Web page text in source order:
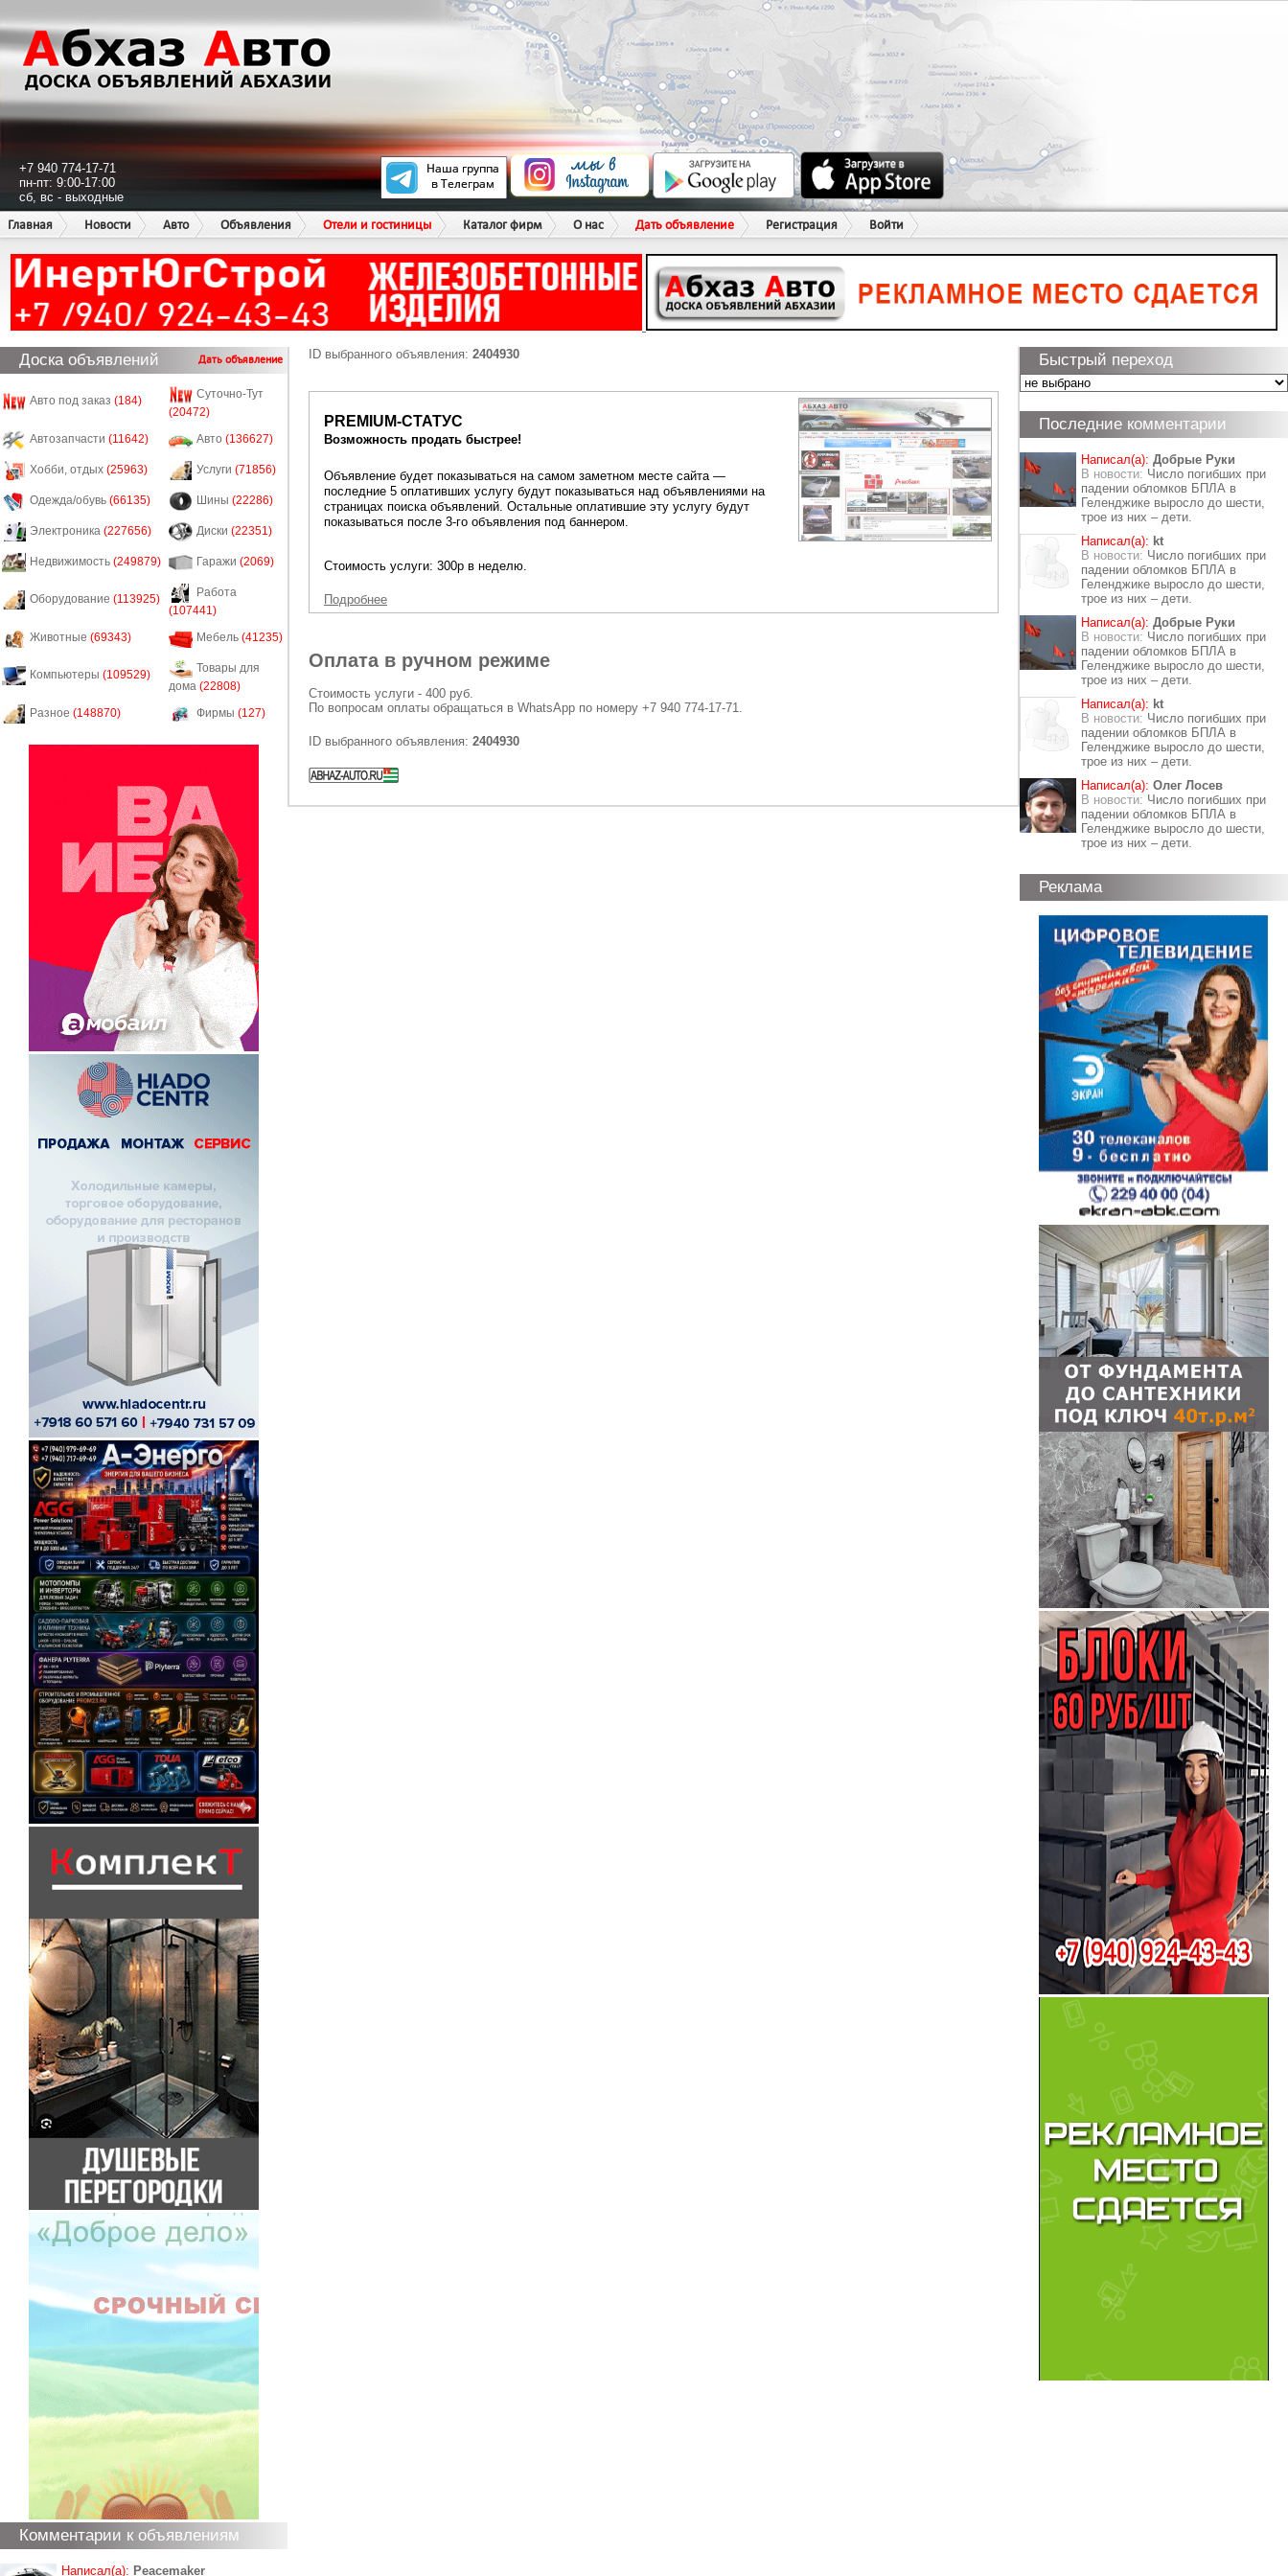
+7 940 774-17-71
пн-пт: 9:00-17:00
сб, вс - выходные
Главная
Новости Авто Объявления Отели и гостиницы Каталог фирм О нас Дать объявление Регистрация Войти
Доска объявлений Дать объявление
Авто под заказ (184)
Суточно-Тут
(20472)
Автозапчасти (11642) Авто (136627)
Хобби, отдых (25963) Услуги (71856)
Одежда/обувь (66135) Шины (22286)
Электроника (227656) Диски (22351)
Недвижимость (249879) Гаражи (2069)
Оборудование (113925)
Работа
(107441)
Животные (69343) Мебель (41235)
Компьютеры (109529)
Товары для
дома (22808)
Разное (148870) Фирмы (127)
Комментарии к объявлениям
Написал(а): Peacemaker
ID выбранного объявления: 2404930
PREMIUM-СТАТУС
Возможность продать быстрее!
Объявление будет показываться на самом заметном месте сайта —
последние 5 оплативших услугу будут показываться над объявлениями на
страницах поиска объявлений. Остальные оплатившие эту услугу будут
показываться после 3-го объявления под баннером.
Стоимость услуги: 300р в неделю.
Подробнее
Оплата в ручном режиме
Стоимость услуги - 400 руб.
По вопросам оплаты обращаться в WhatsApp по номеру +7 940 774-17-71.
ID выбранного объявления: 2404930
Быстрый переход
Последние комментарии
Написал(а): Добрые Руки
В новости: Число погибших при
падении обломков БПЛА в
Геленджике выросло до шести,
трое из них – дети.
Написал(а): kt
В новости: Число погибших при
падении обломков БПЛА в
Геленджике выросло до шести,
трое из них – дети.
Написал(а): Добрые Руки
В новости: Число погибших при
падении обломков БПЛА в
Геленджике выросло до шести,
трое из них – дети.
Написал(а): kt
В новости: Число погибших при
падении обломков БПЛА в
Геленджике выросло до шести,
трое из них – дети.
Написал(а): Олег Лосев
В новости: Число погибших при
падении обломков БПЛА в
Геленджике выросло до шести,
трое из них – дети.
Реклама